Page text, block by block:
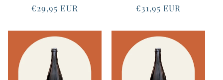
Prix
€29,95 EUR
Prix
€31,95 EUR